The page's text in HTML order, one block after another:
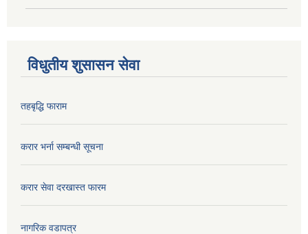
विधुतीय शुसासन सेवा
तहबृद्धि फाराम
करार भर्ना सम्बन्धी सूचना
करार सेवा दरखास्त फारम
नागरिक वडापत्र